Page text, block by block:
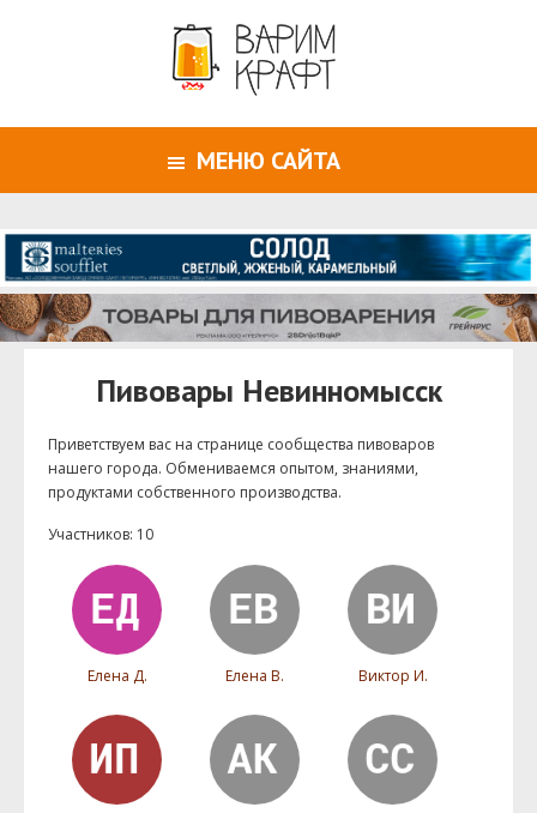
МЕНЮ САЙТА
Пивовары Невинномысск
Приветствуем ваc на странице сообщества пивоваров
нашего города. Обмениваемся опытом, знаниями,
продуктами собственного производства.
Участников: 10
Елена Д. Елена В. Виктор И.